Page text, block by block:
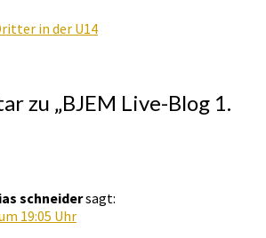
in der U14
zu „BJEM Live-Blog 1.
schneidersagt:
19:05 Uhr